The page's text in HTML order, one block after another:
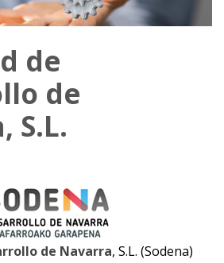
de
de
S.L.
de Navarra, S.L. (Sodena)